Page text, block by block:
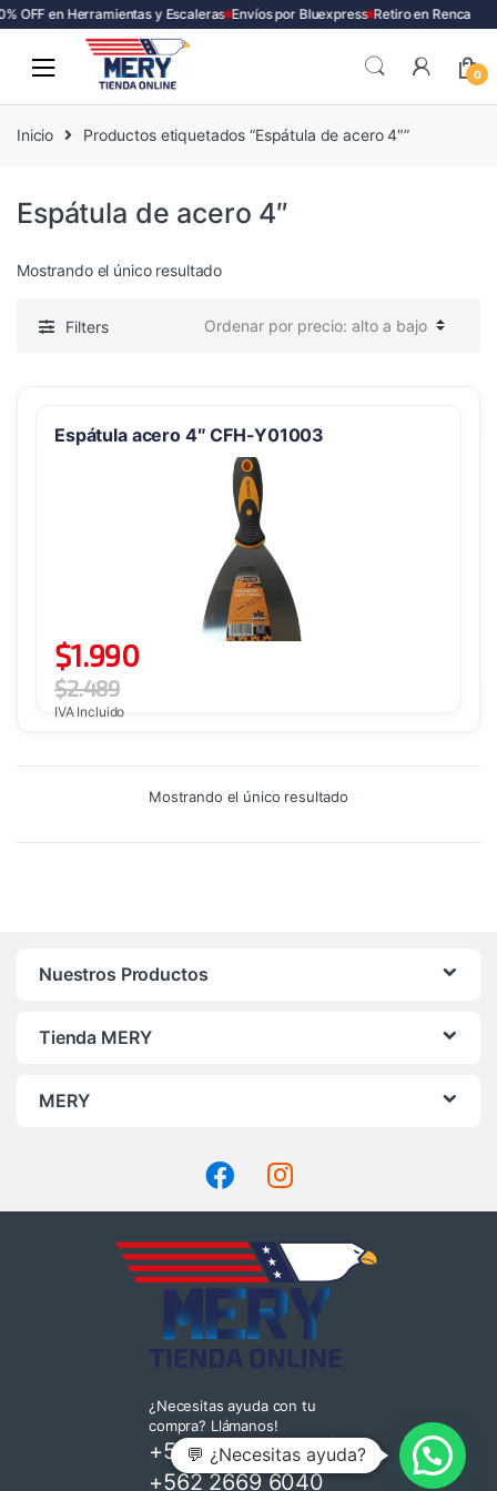
OFF en Herramientas y Escaleras Envíos por Bluexpress Retiro en Renca
0
Inicio Productos etiquetados “Espátula de acero 4″”
Espátula de acero 4″
Mostrando el único resultado
Filters
Espátula acero 4″ CFH-Y01003
$1.990
$2.489
IVA Incluido
Mostrando el único resultado
Nuestros Productos
Tienda MERY
MERY
¿Necesitas ayuda con tu
compra? Llámanos!
+569 4220 7935|
+562 2669 6040
💬 ¿Necesitas ayuda?